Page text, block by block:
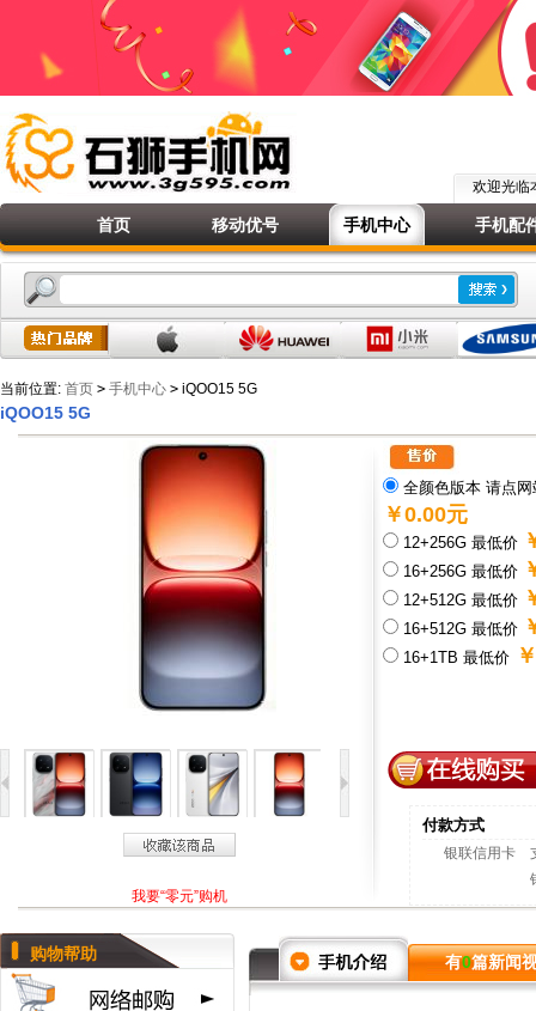
欢迎光
首页 移动优号 手机中心 手机配
当前位置: 首页 > 手机中心 > iQOO15 5G
iQOO15 5G
我要“零元”购机
全颜色版本 请点
￥0.00元
12+256G 最低价
16+256G 最低价
12+512G 最低价
16+512G 最低价
16+1TB 最低价
付款方式
银联信用卡
购物帮助 有0篇新闻